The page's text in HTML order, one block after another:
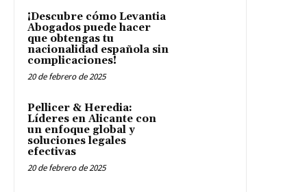
¡Descubre cómo Levantia
Abogados puede hacer
que obtengas tu
nacionalidad española sin
complicaciones!
20 de febrero de 2025
Pellicer & Heredia:
Líderes en Alicante con
un enfoque global y
soluciones legales
efectivas
20 de febrero de 2025